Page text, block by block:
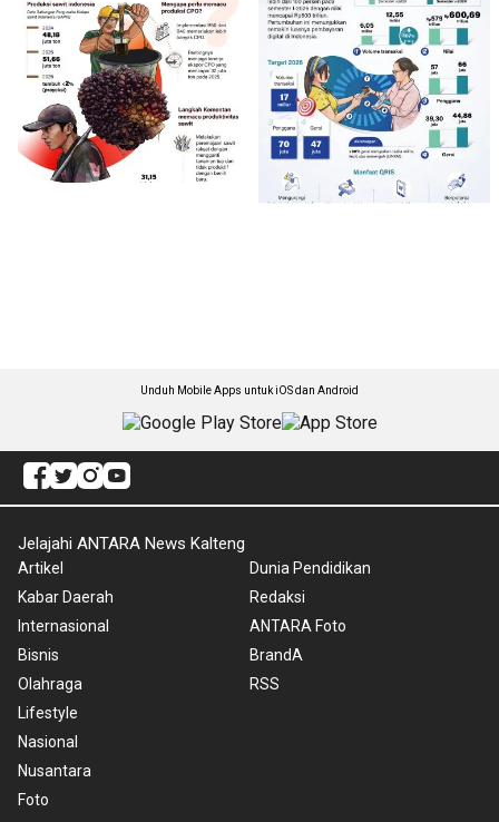
Unduh Mobile Apps untuk iOS dan Android
Jelajahi ANTARA News Kalteng
Artikel
Kabar Daerah
Internasional
Bisnis
Olahraga
Lifestyle
Nasional
Nusantara
Foto
Dunia Pendidikan
Redaksi
ANTARA Foto
BrandA
RSS